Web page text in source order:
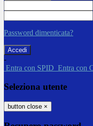
Password dimenticata?
-
Entra con SPID Entra con
Seleziona utente
button close ×